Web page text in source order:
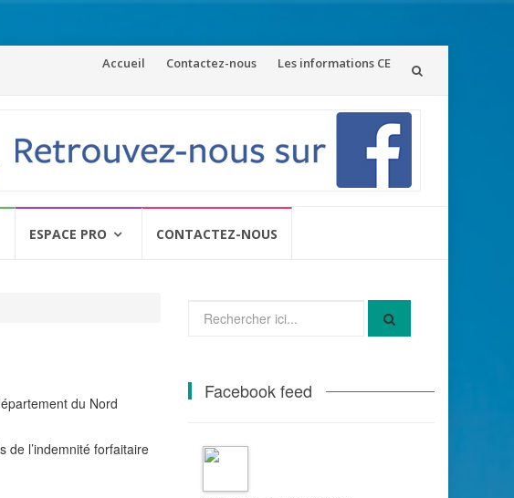
Aller
Accueil Contactez-nous Les informations CE
ESPACE PRO CONTACTEZ-NOUS
du Nord
de l’indemnité forfaitaire
pour
Facebook feed